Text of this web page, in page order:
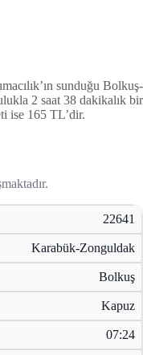
sunduğu Bolkuş-
2 saat 38 dakikalık bir
ise 165 TL’dir.
22641
Karabük-Zonguldak
Bolkuş
Kapuz
07:24